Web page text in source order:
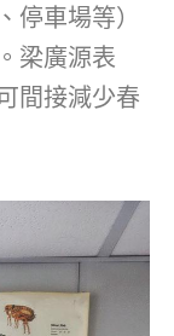
停車場等）
梁廣源表
間接減少春